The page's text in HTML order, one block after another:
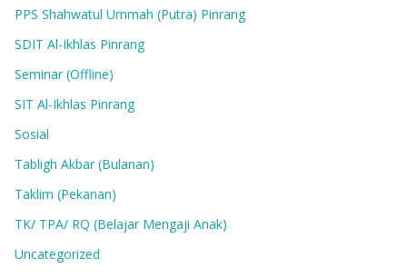
PPS Shahwatul Ummah (Putra) Pinrang
SDIT Al-Ikhlas Pinrang
Seminar (Offline)
SIT Al-Ikhlas Pinrang
Sosial
Tabligh Akbar (Bulanan)
Taklim (Pekanan)
TK/ TPA/ RQ (Belajar Mengaji Anak)
Uncategorized